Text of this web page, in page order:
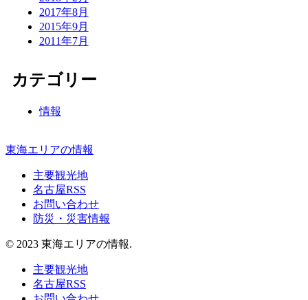
2017年8月
2015年9月
2011年7月
カテゴリー
情報
東海エリアの情報
主要観光地
名古屋RSS
お問い合わせ
防災・災害情報
© 2023 東海エリアの情報.
主要観光地
名古屋RSS